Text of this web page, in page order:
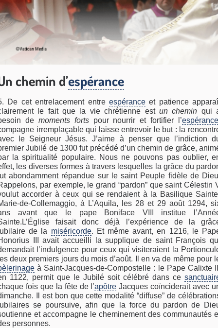
chemin d’espérance
De cet entrelacement entre espéranceet patience
le fait que la vie chrétienne est un chemin qui
de moments fortspour nourrir et fortifier l’espérance
irremplaçable qui laisse entrevoir le but : la
le Seigneur Jésus. J’aime à penser que l’indiction
Jubilé de 1300 fut précédé d’un chemin de grâce,
la spiritualité populaire. Nous ne pouvons pas oublier,
les diverses formes à travers lesquelles la grâce du
abondamment répandue sur le saint Peuple fidèle de
par exemple, le grand “pardon” que saint Célestin
accorder à ceux qui se rendaient à la Basilique
de-Collemaggio, à L’Aquila, les 28 et 29 août 1294,
avant que le pape Boniface VIII institue
faisait donc déjà l’expérience de la
de la miséricorde. Et même avant, en 1216, le
III avait accueilli la supplique de saint François
l’indulgence pour ceux qui visiteraient la
deux premiers jours du mois d’août. Il en va de même pour
à Saint-Jacques-de-Compostelle : le Pape Calixte
1122, permit que le Jubilé soit célébré dans ce
fois que la fête de l’apôtre Jacques coïnciderait avec
Il est bon que cette modalité “diffuse” de
se poursuive, afin que la force du pardon de
et accompagne le cheminement des communautés
personnes.